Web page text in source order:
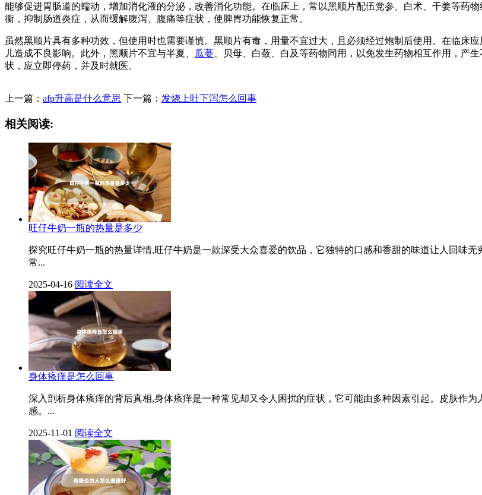
能够促进胃肠道的蠕动，增加消化液的分泌，改善消化功能。在临床上，常以黑顺片配伍党参、白术、干姜等药
衡，抑制肠道炎症，从而缓解腹泻、腹痛等症状，使脾胃功能恢复正常。
虽然黑顺片具有多种功效，但使用时也需要谨慎。黑顺片有毒，用量不宜过大，且必须经过炮制后使用。在临床
儿造成不良影响。此外，黑顺片不宜与半夏、
瓜蒌 、贝母、白蔹、白及等药物同用，以免发生药物相互作用，产
状，应立即停药，并及时就医。
上一篇： afp升高是什么意思 下一篇： 发烧上吐下泻怎么回事
相关阅读:
旺仔牛奶一瓶的热量是多少
探究旺仔牛奶一瓶的热量详情,旺仔牛奶是一款深受大众喜爱的饮品，它独特的口感和香甜的味道让人回味
常...
2025-04-16 阅读全文
身体瘙痒是怎么回事
深入剖析身体瘙痒的背后真相,身体瘙痒是一种常见却又令人困扰的症状，它可能由多种因素引起。皮肤作
感。...
2025-11-01 阅读全文